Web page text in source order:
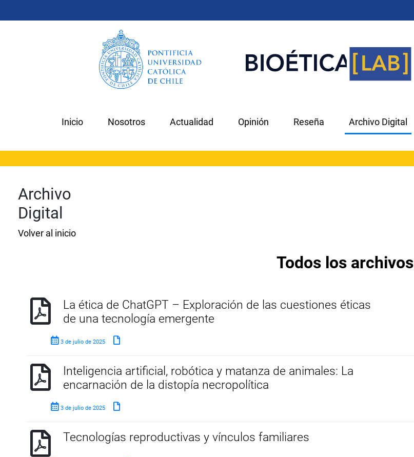
Inicio Nosotros Actualidad Opinión Reseña Archivo Digital
Archivo
Digital
Volver al inicio
Todos los archivos
La ética de ChatGPT – Exploración de las cuestiones éticas
de una tecnología emergente
3 de julio de 2025
Inteligencia artificial, robótica y matanza de animales: La
encarnación de la distopía necropolítica
3 de julio de 2025
Tecnologías reproductivas y vínculos familiares